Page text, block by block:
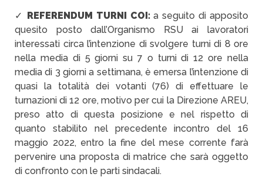
✓ REFERENDUM TURNI COI:a seguito di apposito
quesito posto dall’Organismo RSU ai lavoratori
interessati circa l’intenzione di svolgere turni di 8 ore
nella media di 5 giorni su 7 o turni di 12 ore nella
media di 3 giorni a settimana, è emersa l’intenzione di
quasi la totalità dei votanti (76) di effettuare le
turnazioni di 12 ore, motivo per cui la Direzione AREU,
preso atto di questa posizione e nel rispetto di
quanto stabilito nel precedente incontro del 16
maggio 2022, entro la fine del mese corrente farà
pervenire una proposta di matrice che sarà oggetto
di confronto con le parti sindacali.